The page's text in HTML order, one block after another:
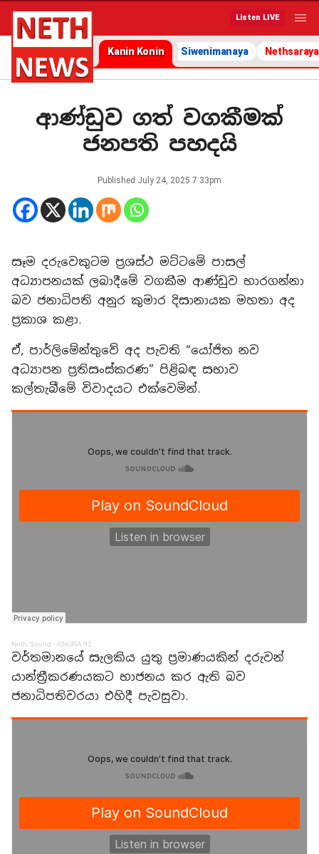
Listen LIVE
Kanin Konin Siwenimanaya Nethsaraya
ආණ්ඩුව ගත් වගකීමක්
ජනපති පහදයි
Published July 24, 2025 7:33pm
සෑම දරුවෙකුටම ප්‍රශස්ථ මට්ටමේ පාසල්
අධ්‍යාපනයක් ලබාදීමේ වගකීම ආණ්ඩුව භාරගන්නා
බව ජනාධිපති අනුර කුමාර දිසානායක මහතා අද
ප්‍රකාශ කළා.
ඒ, පාර්ලිමේන්තුවේ අද පැවති “යෝජිත නව
අධ්‍යාපන ප්‍රතිසංස්කරණ” පිළිබඳ සභාව
කල්තැබීමේ විවාදයට එක්වෙමින්.
Neth Sound · ANURA 01
වර්තමානයේ සැලකිය යුතු ප්‍රමාණයකින් දරුවන්
යාන්ත්‍රීකරණයකට භාජනය කර ඇති බව
ජනාධිපතිවරයා එහිදී පැවසුවා.